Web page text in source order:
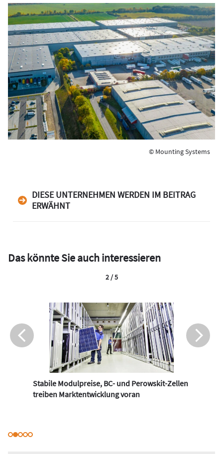
© Mounting Systems
DIESE UNTERNEHMEN WERDEN IM BEITRAG
ERWÄHNT
Das könnte Sie auch interessieren
Stabile Modulpreise, BC- und Perowskit-Zellen
treiben Marktentwicklung voran
2 / 5